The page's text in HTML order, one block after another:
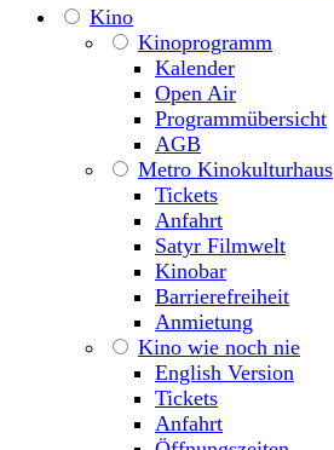
Kino
Kinoprogramm
Kalender
Open Air
Programmübersicht
AGB
Metro Kinokulturhaus
Tickets
Anfahrt
Satyr Filmwelt
Kinobar
Barrierefreiheit
Anmietung
Kino wie noch nie
English Version
Tickets
Anfahrt